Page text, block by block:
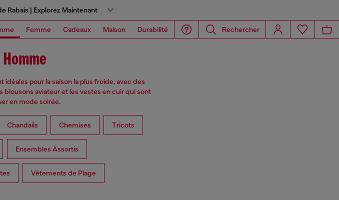
Rabais | Explorez Maintenant
Femme Cadeaux Maison Durabilité Rechercher
pour la saison la plus froide, avec des
aviateur et les vestes en cuir qui sont
en mode soirée.
Chandails Chemises Tricots
Ensembles Assortis
Vêtements de Plage